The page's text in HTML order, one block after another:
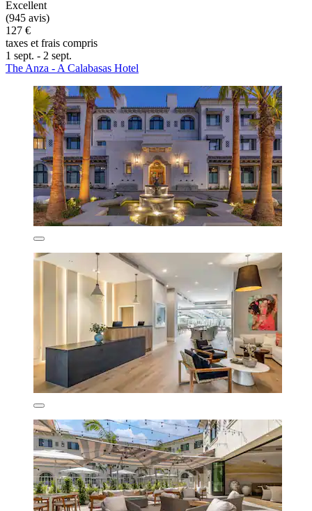
Excellent
(945 avis)
127 €
taxes et frais compris
1 sept. - 2 sept.
The Anza - A Calabasas Hotel